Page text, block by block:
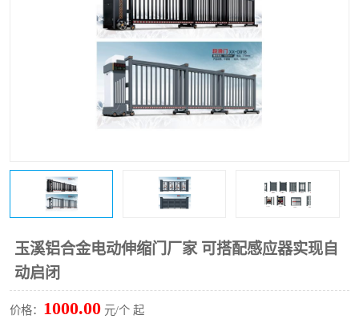
玉溪铝合金电动伸缩门厂家 可搭配感应器实现自
动启闭
价格： 1000.00 元/个 起
伸缩门